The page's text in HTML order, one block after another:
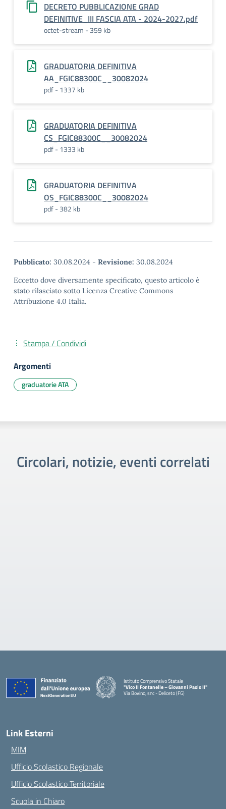
DECRETO PUBBLICAZIONE GRAD
DEFINITIVE_III FASCIA ATA - 2024-2027.pdf
octet-stream - 359 kb
GRADUATORIA DEFINITIVA
AA_FGIC88300C__30082024
pdf - 1337 kb
GRADUATORIA DEFINITIVA
CS_FGIC88300C__30082024
pdf - 1333 kb
GRADUATORIA DEFINITIVA
OS_FGIC88300C__30082024
pdf - 382 kb
Pubblicato: 30.08.2024 - Revisione: 30.08.2024
Eccetto dove diversamente specificato, questo articolo è
stato rilasciato sotto Licenza Creative Commons
Attribuzione 4.0 Italia.
Stampa / Condividi
Argomenti
graduatorie ATA
Circolari, notizie, eventi correlati
Istituto Comprensivo Statale
"Vico II Fontanelle – Giovanni Paolo II"
Via Bovino, snc - Deliceto (FG)
Link Esterni
MIM
Ufficio Scolastico Regionale
Ufficio Scolastico Territoriale
Scuola in Chiaro